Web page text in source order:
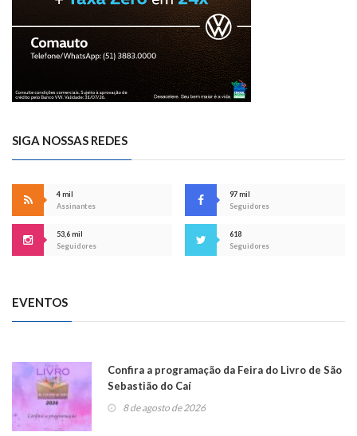
SIGA NOSSAS REDES
4 mil
Assinantes
97 mil
Seguidores
53,6 mil
Seguidores
618
Seguidores
EVENTOS
Confira a programação da Feira do Livro de São
Sebastião do Caí
8 de agosto de 2026